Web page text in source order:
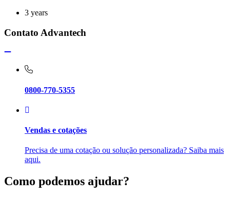
3 years
Contato Advantech
0800-770-5355
Vendas e cotações
Precisa de uma cotação ou solução personalizada? Saiba mais
aqui.
Como podemos ajudar?